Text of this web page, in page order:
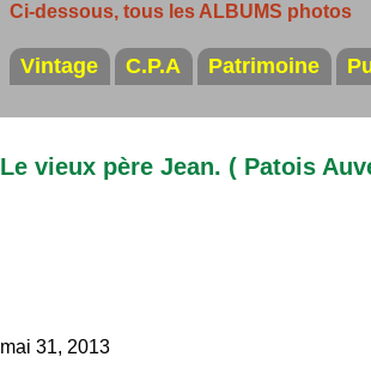
Ci-dessous, tous les ALBUMS photos
Vintage C.P.A Patrimoine
Le vieux père Jean. ( Patois
mai 31, 2013